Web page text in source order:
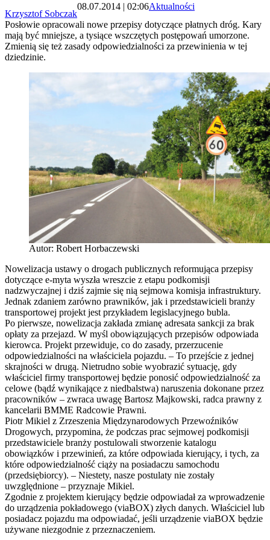
Krzysztof Sobczak
08.07.2014 | 02:06Aktualności
Posłowie opracowali nowe przepisy dotyczące płatnych dróg. Kary
mają być mniejsze, a tysiące wszczętych postępowań umorzone.
Zmienią się też zasady odpowiedzialności za przewinienia w tej
dziedzinie.
Autor: Robert Horbaczewski
Nowelizacja ustawy o drogach publicznych reformująca przepisy
dotyczące e-myta wyszła wreszcie z etapu podkomisji
nadzwyczajnej i dziś zajmie się nią sejmowa komisja infrastruktury.
Jednak zdaniem zarówno prawników, jak i przedstawicieli branży
transportowej projekt jest przykładem legislacyjnego bubla.
Po pierwsze, nowelizacja zakłada zmianę adresata sankcji za brak
opłaty za przejazd. W myśl obowiązujących przepisów odpowiada
kierowca. Projekt przewiduje, co do zasady, przerzucenie
odpowiedzialności na właściciela pojazdu. – To przejście z jednej
skrajności w drugą. Nietrudno sobie wyobrazić sytuację, gdy
właściciel firmy transportowej będzie ponosić odpowiedzialność za
celowe (bądź wynikające z niedbalstwa) naruszenia dokonane przez
pracowników – zwraca uwagę Bartosz Majkowski, radca prawny z
kancelarii BMME Radcowie Prawni.
Piotr Mikiel z Zrzeszenia Międzynarodowych Przewoźników
Drogowych, przypomina, że podczas prac sejmowej podkomisji
przedstawiciele branży postulowali stworzenie katalogu
obowiązków i przewinień, za które odpowiada kierujący, i tych, za
które odpowiedzialność ciąży na posiadaczu samochodu
(przedsiębiorcy). – Niestety, nasze postulaty nie zostały
uwzględnione – przyznaje Mikiel.
Zgodnie z projektem kierujący będzie odpowiadał za wprowadzenie
do urządzenia pokładowego (viaBOX) złych danych. Właściciel lub
posiadacz pojazdu ma odpowiadać, jeśli urządzenie viaBOX będzie
używane niezgodnie z przeznaczeniem.